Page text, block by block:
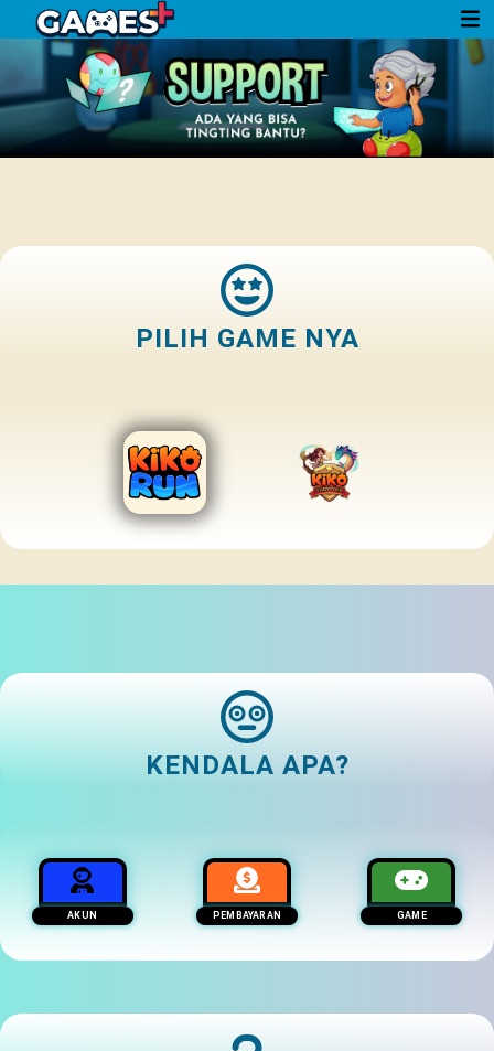
PILIH GAME NYA
KENDALA APA?
AKUN PEMBAYARAN GAME